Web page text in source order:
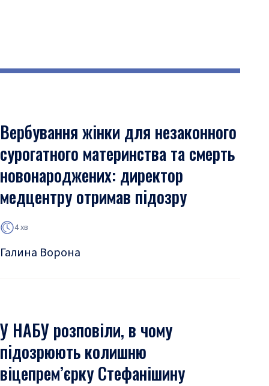
Вербування жінки для незаконного
сурогатного материнства та смерть
новонароджених: директор
медцентру отримав підозру
4 хв
Галина Ворона
У НАБУ розповіли, в чому
підозрюють колишню
віцепрем’єрку Стефанішину